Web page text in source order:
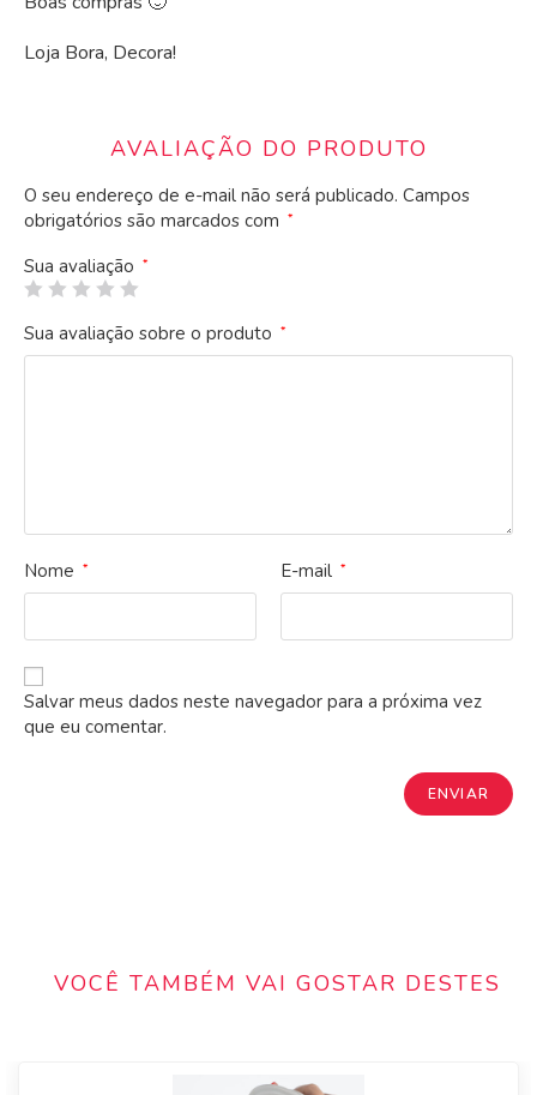
Loja Bora, Decora!
AVALIAÇÃO DO PRODUTO
O seu endereço de e-mail não será publicado. Campos
obrigatórios são marcados com *
Sua avaliação *
Sua avaliação sobre o produto *
Nome * E-mail *
Salvar meus dados neste navegador para a próxima vez
que eu comentar.
VOCÊ TAMBÉM VAI GOSTAR DESTES